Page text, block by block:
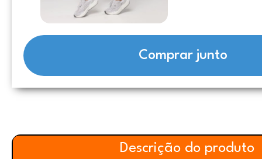
Comprar junto
Descrição do produto